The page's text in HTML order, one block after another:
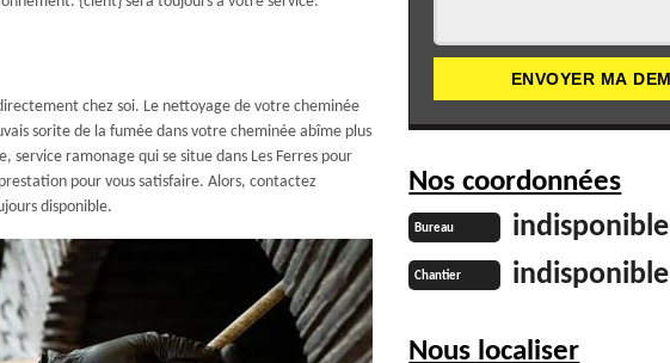
chez soi. Le nettoyage de votre cheminée
sorite de la fumée dans votre cheminée abîme plus
ramonage qui se situe dans Les Ferres pour
pour vous satisfaire. Alors, contactez
disponible.
Nos coordonnées
Bureau indisponible
Chantier indisponible
Nous localiser